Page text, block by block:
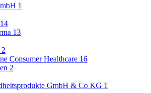
1
14
13
2
Consumer Healthcare 16
2
GmbH & Co KG 1